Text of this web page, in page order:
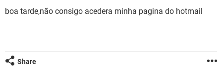
OUTLOOK EXCEL
INSTAGRAM
boa tarde,não consigo acedera minha pagina do hotmail
Share